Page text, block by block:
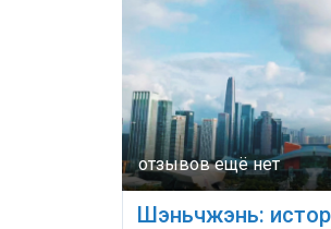
Шэньчжэнь: